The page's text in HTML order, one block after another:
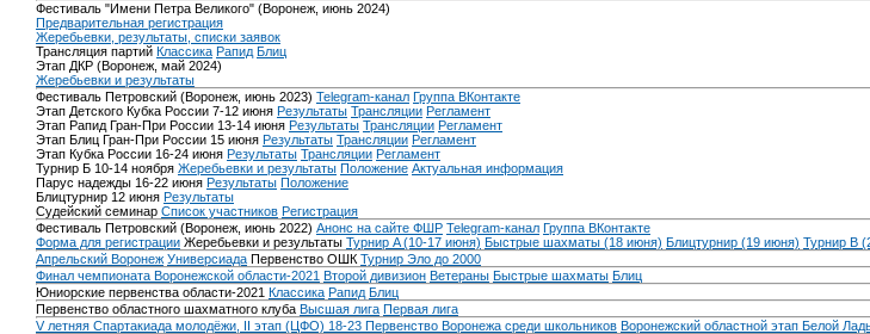
Фестиваль "Имени Петра Великого" (Воронеж, июнь 2024)
Предварительная регистрация
Жеребьевки, результаты, списки заявок
Трансляция партий Классика Рапид Блиц
Этап ДКР (Воронеж, май 2024)
Жеребьевки и результаты
Фестиваль Петровский (Воронеж, июнь 2023) Telegram-канал Группа ВКонтакте
Этап Детского Кубка России 7-12 июня Результаты Трансляции Регламент
Этап Рапид Гран-При России 13-14 июня Результаты Трансляции Регламент
Этап Блиц Гран-При России 15 июня Результаты Трансляции Регламент
Этап Кубка России 16-24 июня Результаты Трансляции Регламент
Турнир Б 10-14 ноября Жеребьевки и результаты Положение Актуальная информация
Парус надежды 16-22 июня Результаты Положение
Блицтурнир 12 июня Результаты
Судейский семинар Список участников Регистрация
Фестиваль Петровский (Воронеж, июнь 2022) Анонс на сайте ФШР Telegram-канал Группа ВКонтакте
Форма для регистрации Жеребьевки и результаты Турнир A (10-17 июня) Быстрые шахматы (18 июня) Блицтурнир (19 июня) Турнир B
Апрельский Воронеж Универсиада Первенство ОШК Турнир Эло до 2000
Финал чемпионата Воронежской области-2021 Второй дивизион Ветераны Быстрые шахматы Блиц
Юниорские первенства области-2021 Классика Рапид Блиц
Первенство областного шахматного клуба Высшая лига Первая лига
V летняя Спартакиада молодёжи, II этап (ЦФО) 18-23 Первенство Воронежа среди школьников Воронежский областной этап Белой